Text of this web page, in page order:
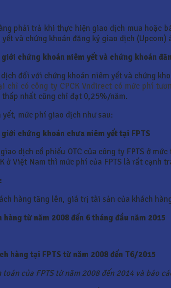
phải trả khi thực hiện giao dịch mua
và chứng khoán đăng ký giao dịch (Upcom)
chứng khoán niêm yết và chứng khoán
dịch đối với chứng khoán niêm yết và chứng
có công ty CPCK Vndirect có mức phí
nhất cũng chỉ đạt 0,25%/năm.
mức phí giao dịch như sau:
chứng khoán chưa niêm yết tại FPTS
dịch cổ phiếu OTC của công ty FPTS ở
ở Việt Nam thì mức phí của FPTS là rất
hàng tăng lên, giá trị tài sản của khách
hàng từ năm 2008đến 6 tháng đầu năm 2015
hàng tại FPTStừ năm 2008 đến T6/2015
của FPTS từ năm 2008 đến 2014 và báo